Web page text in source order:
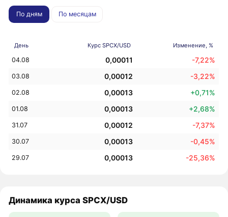
По дням По месяцам
День Курс SPCX/USD Изменение, %
04.08 0,00011 -7,22%
03.08 0,00012 -3,22%
02.08 0,00013 +0,71%
01.08 0,00013 +2,68%
31.07 0,00012 -7,37%
30.07 0,00013 -0,45%
29.07 0,00013 -25,36%
Динамика курса SPCX/USD